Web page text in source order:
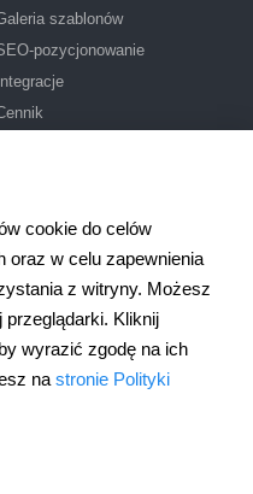
szablonów
pozycjonowanie
924opinie
Poland
cookie do celów
oraz w celu zapewnienia
z witryny. Możesz
Kliknij
wyrazić zgodę na ich
na stronie Polityki